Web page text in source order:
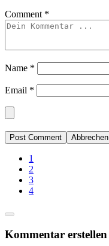
Comment *
Name *
Email *
Abbrechen
1
2
3
4
Kommentar erstellen